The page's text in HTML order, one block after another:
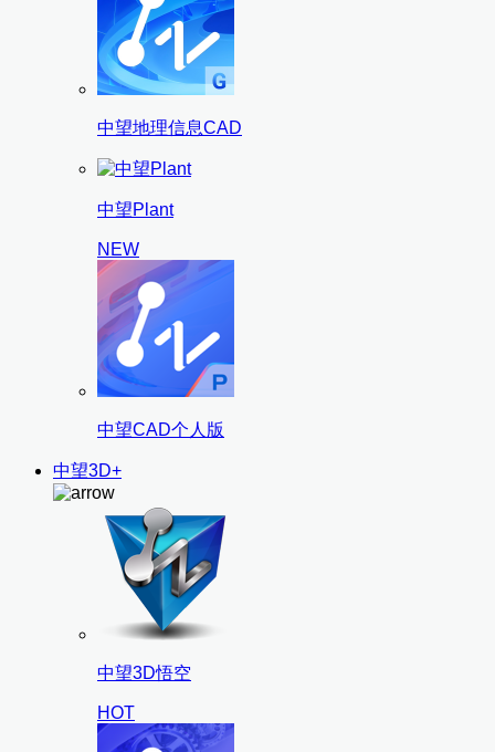
中望地理信息CAD
中望Plant
NEW
中望CAD个人版
中望3D+
中望3D悟空
HOT